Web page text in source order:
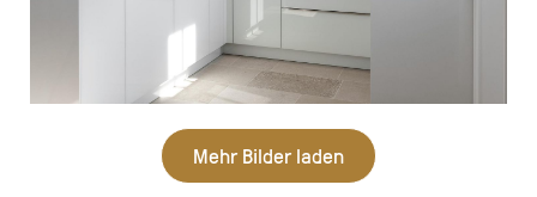
Mehr Bilder laden